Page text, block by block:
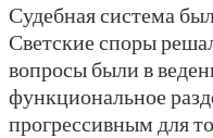
Судебная система
Светские споры
вопросы были в
функциональное
прогрессивным для